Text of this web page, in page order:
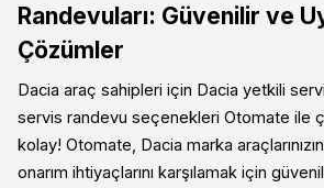
Randevuları: Güvenilir ve
Çözümler
Dacia araç sahipleri için Dacia yetkili
servis randevu seçenekleri Otomate ile
kolay! Otomate, Dacia marka
onarım ihtiyaçlarını karşılamak için